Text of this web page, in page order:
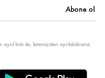
linki ile, listemizden ayrılabilirsiniz.